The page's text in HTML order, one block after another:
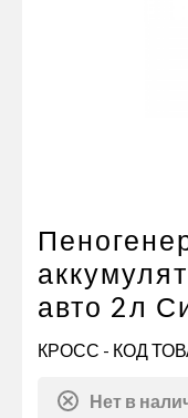
Стяжные
авто 2л
КРОСС - КОД
Нет в